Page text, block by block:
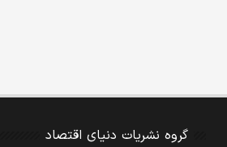
گروه نشریات دنیای اقتصاد